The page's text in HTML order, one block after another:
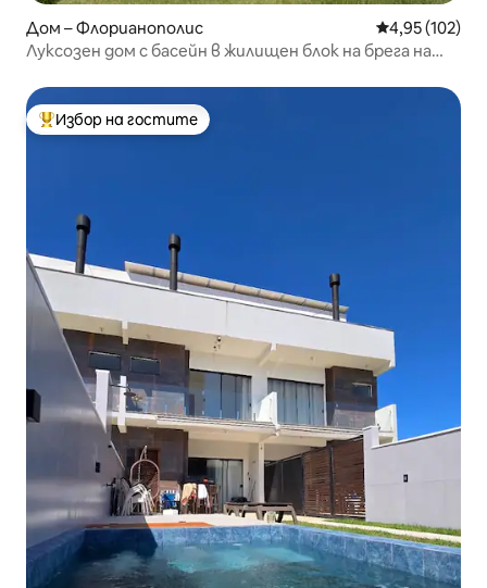
Дом – Флорианополис Средна
4,95 (102)
Луксозен дом с басейн в жилищен блок на брега на
Най-популярен избор на гостите
Избор на гостите